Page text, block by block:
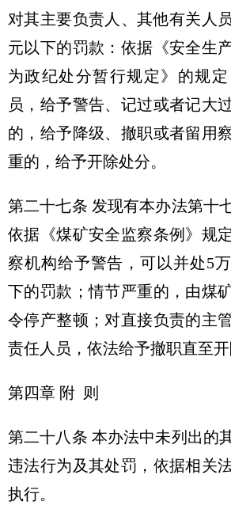
对其主要负责人、其他有关人
元以下的罚款：依据《安全生
为政纪处分暂行规定》的规
员，给予警告、记过或者记大
的，给予降级、撤职或者留用
重的，给予开除处分。
第二十七条 发现有本办法第十
依据《煤矿安全监察条例》规
察机构给予警告，可以并处5
下的罚款；情节严重的，由煤
令停产整顿；对直接负责的主
责任人员，依法给予撤职直至开
第四章 附 则
第二十八条 本办法中未列出的
违法行为及其处罚，依据相关
执行。